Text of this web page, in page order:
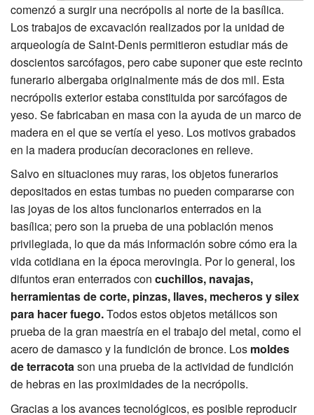
comenzó a surgir una necrópolis al norte de la basílica.
Los trabajos de excavación realizados por la unidad de
arqueología de Saint-Denis permitieron estudiar más de
doscientos sarcófagos, pero cabe suponer que este recinto
funerario albergaba originalmente más de dos mil. Esta
necrópolis exterior estaba constituida por sarcófagos de
yeso. Se fabricaban en masa con la ayuda de un marco de
madera en el que se vertía el yeso. Los motivos grabados
en la madera producían decoraciones en relieve.
Salvo en situaciones muy raras, los objetos funerarios
depositados en estas tumbas no pueden compararse con
las joyas de los altos funcionarios enterrados en la
basílica; pero son la prueba de una población menos
privilegiada, lo que da más información sobre cómo era la
vida cotidiana en la época merovingia. Por lo general, los
difuntos eran enterrados con cuchillos, navajas,
herramientas de corte, pinzas, llaves, mecheros y silex
para hacer fuego.Todos estos objetos metálicos son
prueba de la gran maestría en el trabajo del metal, como el
acero de damasco y la fundición de bronce. Los moldes
de terracotason una prueba de la actividad de fundición
de hebras en las proximidades de la necrópolis.
Gracias a los avances tecnológicos, es posible reproducir